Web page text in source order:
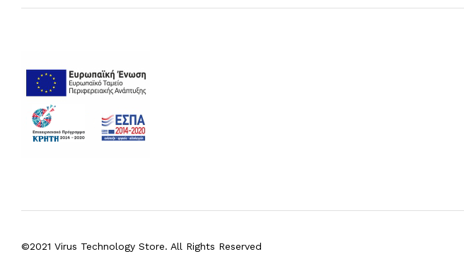
©2021 Virus Technology Store. All Rights Reserved